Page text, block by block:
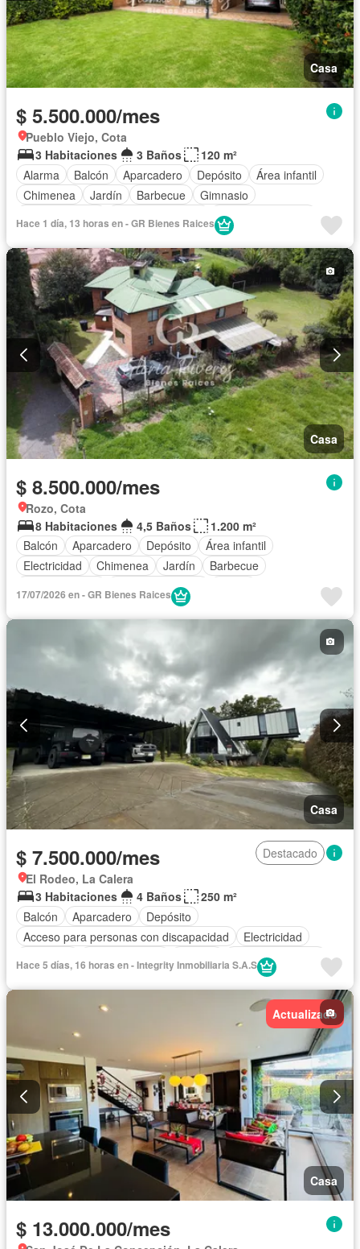
Casa
$ 5.500.000/mes
Pueblo Viejo, Cota
3 Habitaciones
3 Baños
120 m²
Alarma
Balcón Aparcadero Depósito
Área infantil
Chimenea
Jardín Barbecue
Gimnasio
Seguridad privada
Hace 1 día, 13 horas en - GR Bienes Raices
Casa
$ 8.500.000/mes
Rozo, Cota
8 Habitaciones
4,5 Baños
1.200 m²
Balcón
Aparcadero Depósito
Área infantil
Electricidad
Chimenea Jardín
Barbecue
Vista panorámica
Patio
17/07/2026 en - GR Bienes Raices
Casa
$ 7.500.000/mes
Destacado
El Rodeo, La Calera
3 Habitaciones
4 Baños
250 m²
Balcón
Aparcadero
Depósito
Acceso para personas con discapacidad
Electricidad
Vista panorámica
Hace 5 días, 16 horas en - Integrity Inmobiliaria S.A.S
Actualizado
Casa
$ 13.000.000/mes